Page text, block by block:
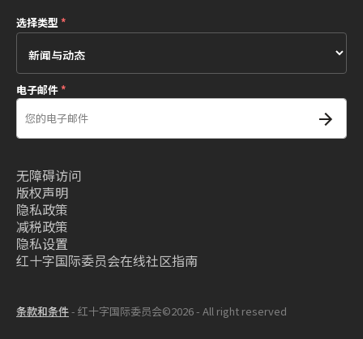
选择类型*
电子邮件*
无障碍访问
版权声明
隐私政策
减税政策
隐私设置
红十字国际委员会在线社区指南
条款和条件- 红十字国际委员会©2026 - All right reserved